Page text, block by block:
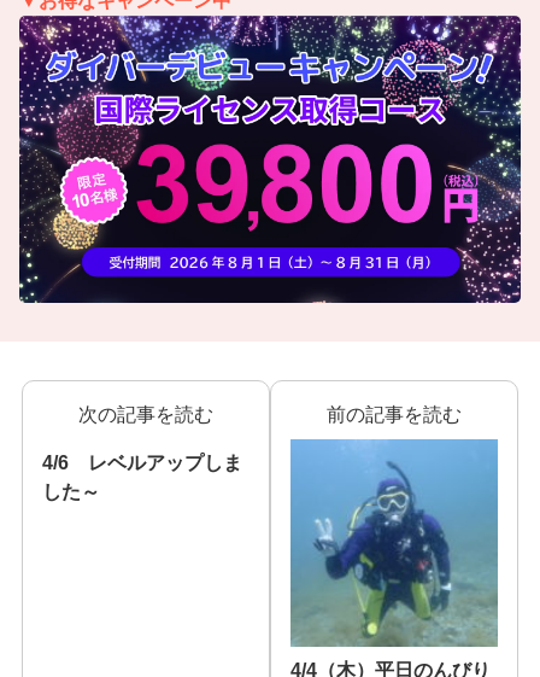
次の記事を読む
4/6 レベルアップしま
した～
前の記事を読む
4/4（木）平日のんびり